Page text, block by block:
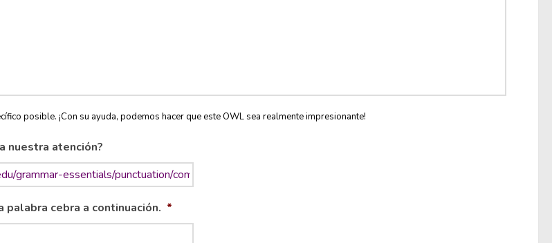
posible. ¡Con su ayuda, podemos hacer que este OWL sea realmente impresionante!
nuestra atención?
palabra cebra a continuación. *